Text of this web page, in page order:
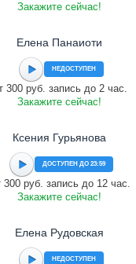
Закажите сейчас!
Елена Панаиоти
НЕДОСТУПЕН
300 руб. запись до 2 час.
Закажите сейчас!
Ксения Гурьянова
ДОСТУПЕН ДО 23:59
300 руб. запись до 12 час.
Закажите сейчас!
Елена Рудовская
НЕДОСТУПЕН